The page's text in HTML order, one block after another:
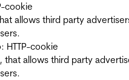
cookie
allows third party
: HTTP-cookie
that allows third party